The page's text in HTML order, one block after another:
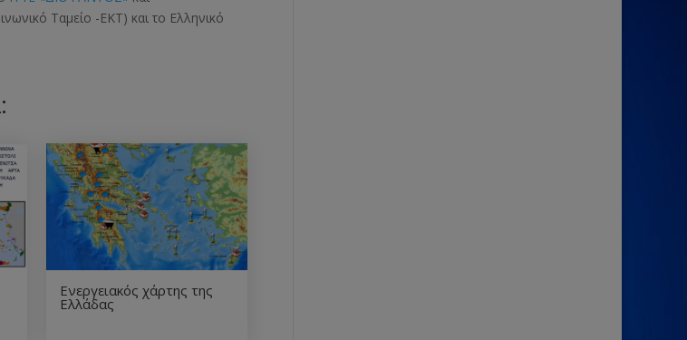
Ταμείο -ΕΚΤ) και το Ελληνικό
Ενεργειακός χάρτης της
Ελλάδας